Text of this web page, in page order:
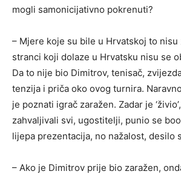
mogli samonicijativno pokrenuti?
– Mjere koje su bile u Hrvatskoj to nisu
stranci koji dolaze u Hrvatsku nisu se
Da to nije bio Dimitrov, tenisač,
tenzija i priča oko ovog turnira.
je poznati igrač zaražen. Zadar je
zahvaljivali svi, ugostitelji, punio se
lijepa prezentacija, no nažalost, desilo
– Ako je Dimitrov prije bio zaražen,